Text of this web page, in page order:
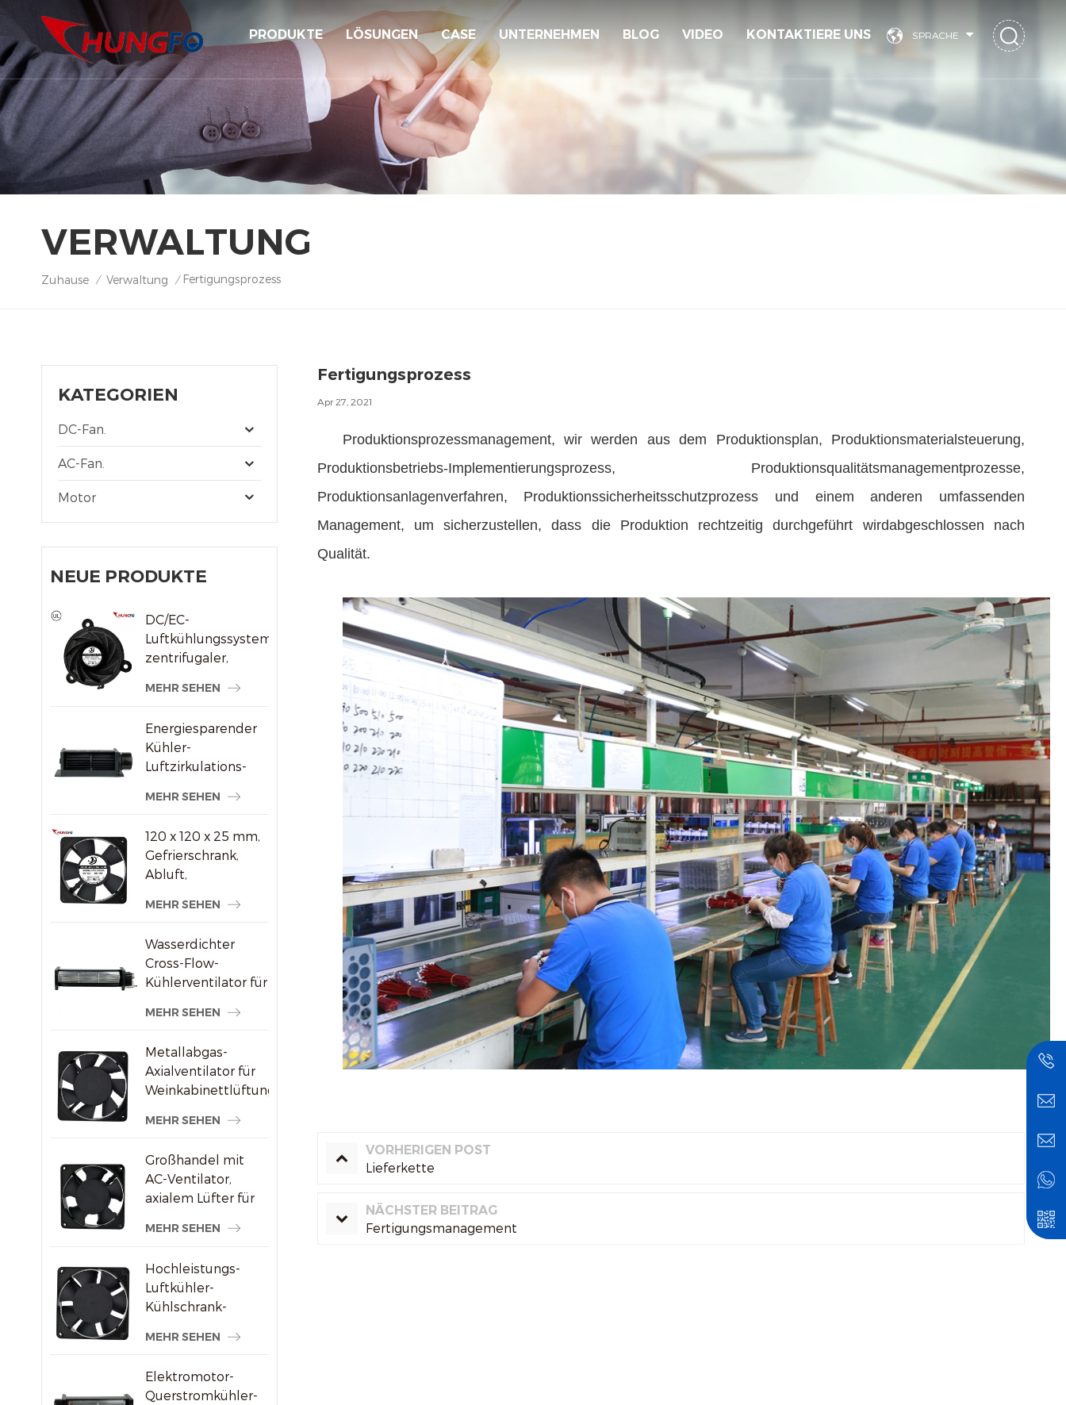
SPRACHE
PRODUKTE LÖSUNGEN CASE UNTERNEHMEN BLOG VIDEO KONTAKTIERE UNS
VERWALTUNG
Zuhause / Verwaltung / Fertigungsprozess
KATEGORIEN
DC-Fan.
AC-Fan.
Motor
NEUE PRODUKTE
DC/EC-
Luftkühlungssystem,
zentrifugaler,
Kühlerlüfter
MEHR SEHEN
Energiesparender
Kühler-
Luftzirkulations-
aus Kunststoff
MEHR SEHEN
120 x 120 x 25 mm,
Gefrierschrank,
Abluft,
Axialventilator
MEHR SEHEN
Wasserdichter
Cross-Flow-
Kühlerventilator für
MEHR SEHEN
Metallabgas-
Axialventilator für
Weinkabinettlüftung
MEHR SEHEN
Großhandel mit
AC-Ventilator,
axialem Lüfter für
MEHR SEHEN
Hochleistungs-
Luftkühler-
Kühlschrank-
x 120 x 38 mm
MEHR SEHEN
Elektromotor-
Querstromkühler-
Fertigungsprozess
Apr 27, 2021
Produktionsprozessmanagement, wir werden aus dem Produktionsplan, Produktionsmaterialsteuerung,
Produktionsbetriebs-Implementierungsprozess, Produktionsqualitätsmanagementprozesse,
Produktionsanlagenverfahren, Produktionssicherheitsschutzprozess und einem anderen umfassenden
Management, um sicherzustellen, dass die Produktion rechtzeitig durchgeführt wirdabgeschlossen nach
Qualität.
VORHERIGEN POST
Lieferkette
NÄCHSTER BEITRAG
Fertigungsmanagement